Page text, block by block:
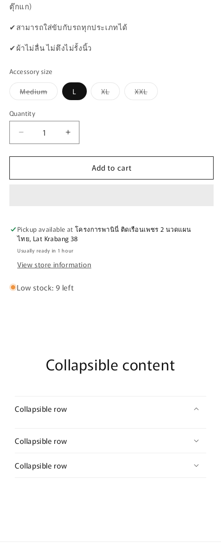
ตุ๊กแก)
✔สามารถใส่ขับกับรถทุกประเภทได้
✔ผ้าไม่ลื่น ไม่ตึงไม่รั้งนิ้ว
Accessory size
MediumVariant
sold
L XLVariant
sold
XXLVariant
sold
Quantity
Quantity
Decrease
quantity
for
FASTHOUSE
SANGUARO
BENNET
GLOVE
CAMEL
Increase
quantity
for
FASTHOUSE
SANGUARO
BENNET
GLOVE
CAMEL
Add to cart
Pickup available at โครงการพานินี่ ติดเรือนเพชร 2 นวดแผน
ไทย, Lat Krabang 38
Usually ready in 1 hour
View store information
Low stock: 9 left
Collapsible content
Collapsible row
Collapsible row
Collapsible row